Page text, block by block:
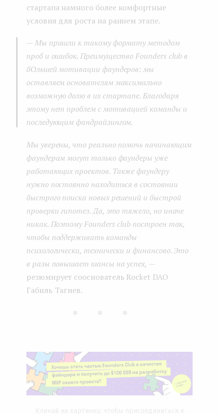
стартапа намного более комфортные
условия для роста на раннем этапе.
— Мы пришли к такому формату методом
проб и ошибок. Преимущество Founders club в
бОльшей мотивации фаундеров: мы
оставляем основателям максимально
возможную долю в их стартапе. Благодаря
этому нет проблем с мотивацией команды и
последующим фандрайзингом.
Мы уверены, что реально помочь начинающим
фаундерам могут только фаундеры уже
работающих проектов. Также фаундеру
нужно постоянно находиться в состоянии
быстрого поиска новых решений и быстрой
проверки гипотез. Да, это тяжело, но иначе
никак. Поэтому Founders club построен так,
чтобы поддерживать команды
психологически, технически и финансово. Это
в разы повышает шансы на успех, —
резюмирует сооснователь Rocket DAO
Габиль Тагиев.
***